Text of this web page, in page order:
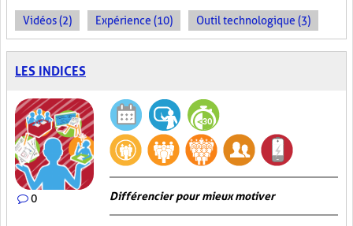
Vidéos (2) Expérience (10) Outil technologique (3)
LES INDICES
0 Différencier pour mieux motiver